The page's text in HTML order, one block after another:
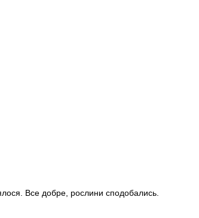
Все добре, рослини сподобались.